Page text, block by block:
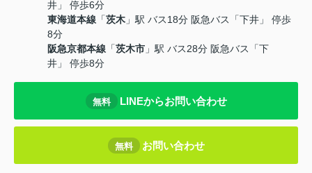
井」 停歩6分
東海道本線 「茨木 」駅 バス18分 阪急バス「下井」 停歩
8分
阪急京都本線 「茨木市 」駅 バス28分 阪急バス「下
井」 停歩8分
無料 LINEからお問い合わせ
無料 お問い合わせ